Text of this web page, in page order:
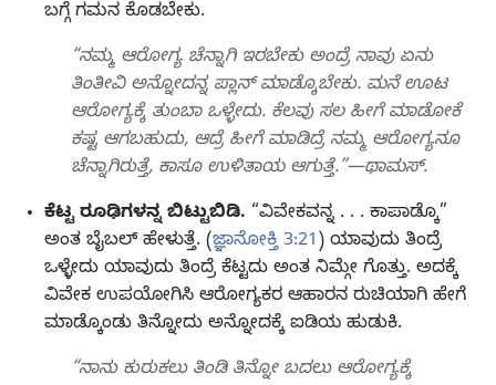
ಬಗ್ಗೆ ಗಮನ ಕೊಡಬೇಕು.
“ನಮ್ಮ ಆರೋಗ್ಯ ಚೆನ್ನಾಗಿ ಇರಬೇಕು ಅಂದ್ರೆ ನಾವು ಏನು
ತಿಂತೀವಿ ಅನ್ನೋದನ್ನ ಪ್ಲಾನ್‌ ಮಾಡ್ಕೊಬೇಕು. ಮನೆ ಊಟ
ಆರೋಗ್ಯಕ್ಕೆ ತುಂಬಾ ಒಳ್ಳೇದು. ಕೆಲವು ಸಲ ಹೀಗೆ ಮಾಡೋಕೆ
ಕಷ್ಟ ಆಗಬಹುದು, ಆದ್ರೆ ಹೀಗೆ ಮಾಡಿದ್ರೆ ನಮ್ಮ ಆರೋಗ್ಯನೂ
ಚೆನ್ನಾಗಿರುತ್ತೆ, ಕಾಸೂ ಉಳಿತಾಯ ಆಗುತ್ತೆ.”—ಥಾಮಸ್‌.
ಕೆಟ್ಟ ರೂಢಿಗಳನ್ನ ಬಿಟ್ಟುಬಿಡಿ. “ವಿವೇಕವನ್ನ . . . ಕಾಪಾಡ್ಕೊ”
ಅಂತ ಬೈಬಲ್‌ ಹೇಳುತ್ತೆ. (ಜ್ಞಾನೋಕ್ತಿ 3:21 ) ಯಾವುದು ತಿಂದ್ರೆ
ಒಳ್ಳೇದು ಯಾವುದು ತಿಂದ್ರೆ ಕೆಟ್ಟದು ಅಂತ ನಿಮ್ಗೇ ಗೊತ್ತು. ಅದಕ್ಕೆ
ವಿವೇಕ ಉಪಯೋಗಿಸಿ ಆರೋಗ್ಯಕರ ಆಹಾರನ ರುಚಿಯಾಗಿ ಹೇಗೆ
ಮಾಡ್ಕೊಂಡು ತಿನ್ನೋದು ಅನ್ನೋದಕ್ಕೆ ಐಡಿಯ ಹುಡುಕಿ.
“ನಾನು ಕುರುಕಲು ತಿಂಡಿ ತಿನ್ನೋ ಬದಲು ಆರೋಗ್ಯಕ್ಕೆ